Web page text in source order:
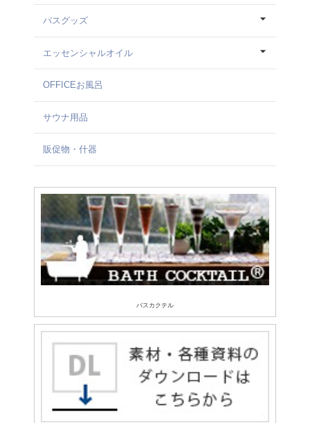
バスグッズ
エッセンシャルオイル
OFFICEお風呂
サウナ用品
販促物・什器
バスカクテル